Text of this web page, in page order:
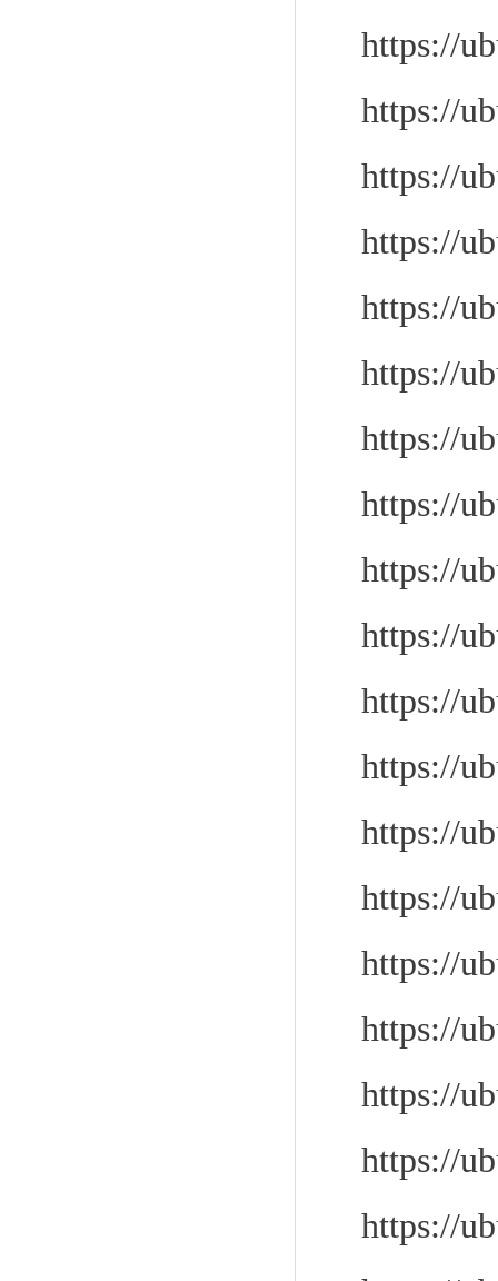
https://
https://
https://
https://
https://
https://
https://
https://
https://
https://
https://
https://
https://
https://
https://
https://
https://
https://
https://